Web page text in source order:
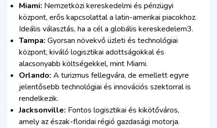
Miami: Nemzetközi kereskedelmi és pénzügyi
központ, erős kapcsolattal a latin-amerikai piacokhoz.
Ideális választás, ha a cél a globális kereskedelem3.
Tampa: Gyorsan növekvő üzleti és technológiai
központ, kiváló logisztikai adottságokkal és
alacsonyabb költségekkel, mint Miami.
Orlando: A turizmus fellegvára, de emellett egyre
jelentősebb technológiai és innovációs szektorral is
rendelkezik.
Jacksonville: Fontos logisztikai és kikötőváros,
amely az észak-floridai régió gazdasági motorja.